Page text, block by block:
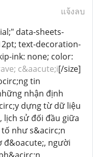
แจ้งลบ
data-sheets-
text-decoration-
ink: none; color:
c&aacute;i[/size]
tin
nhận định
dựng từ dữ liệu
lịch sử đối đầu giữa
như s&acirc;n
đ&oacute;, người